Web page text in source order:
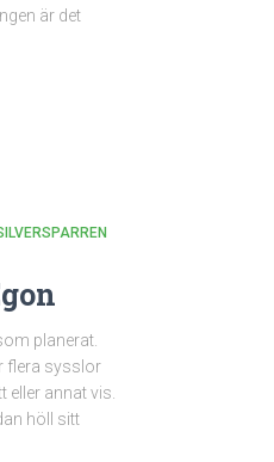
är det
planerat.
flera sysslor
annat vis.
höll sitt